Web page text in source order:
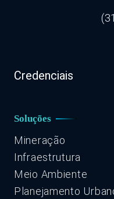
Credenciais
Soluções
Mineração
Infraestrutura
Meio Ambiente
Planejamento